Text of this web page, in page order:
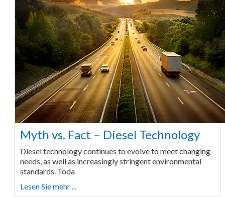
Myth vs. Fact – Diesel Technology
Diesel technology continues to evolve to meet changing
needs, as well as increasingly stringent environmental
standards. Toda
Lesen Sie mehr ...